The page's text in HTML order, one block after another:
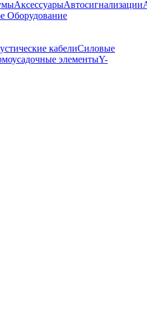
АксессуарыАвтосигнализации
Оборудование
кабелиСиловые
элементыY-